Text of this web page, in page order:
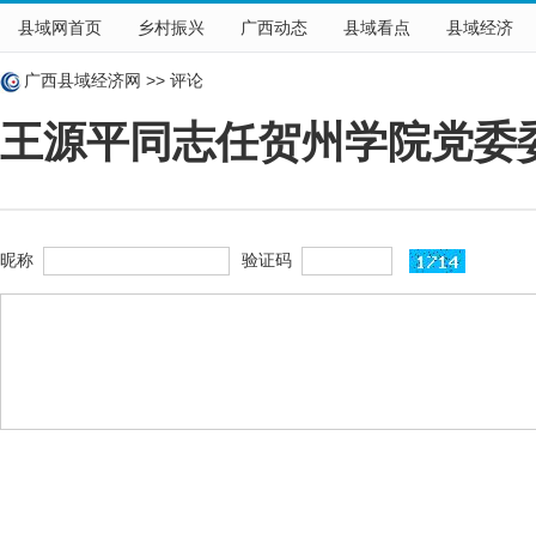
县域网首页 乡村振兴 广西动态 县域看点 县域经济
广西县域经济网 >> 评论
王源平同志任贺州学院党委
昵称 验证码